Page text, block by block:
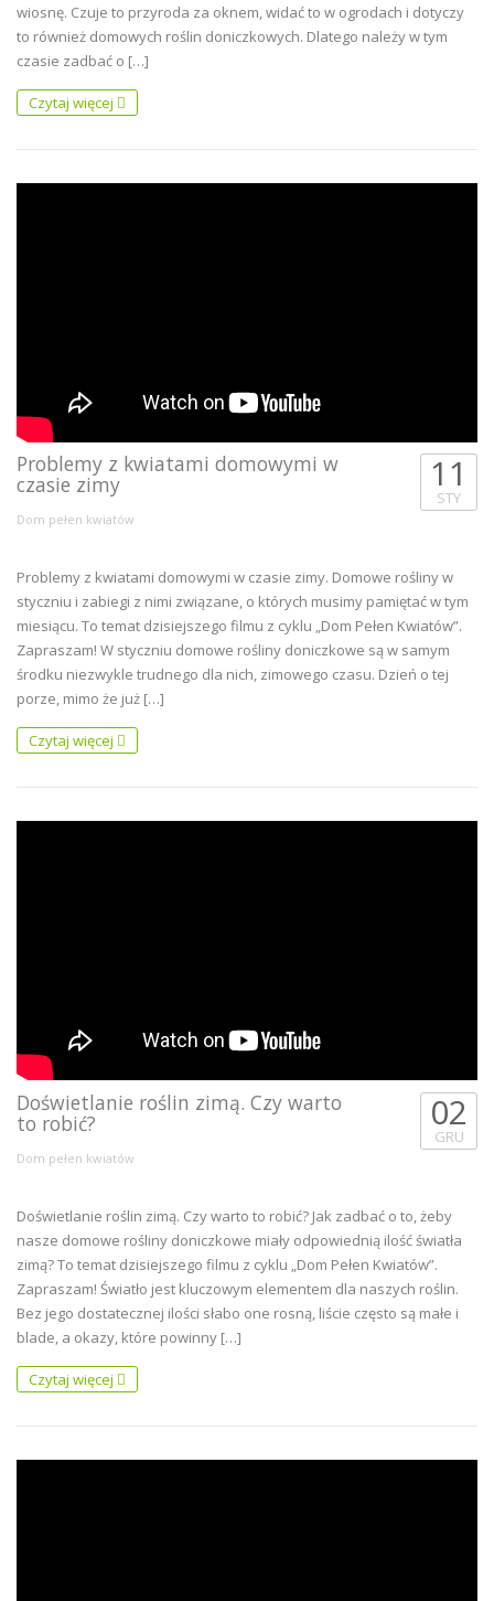
wiosnę. Czuje to przyroda za oknem, widać to w ogrodach i dotyczy
to również domowych roślin doniczkowych. Dlatego należy w tym
czasie zadbać o […]
Czytaj więcej
Problemy z kwiatami domowymi w
czasie zimy
Dom pełen kwiatów
11
STY
Problemy z kwiatami domowymi w czasie zimy. Domowe rośliny w
styczniu i zabiegi z nimi związane, o których musimy pamiętać w tym
miesiącu. To temat dzisiejszego filmu z cyklu „Dom Pełen Kwiatów”.
Zapraszam! W styczniu domowe rośliny doniczkowe są w samym
środku niezwykle trudnego dla nich, zimowego czasu. Dzień o tej
porze, mimo że już […]
Czytaj więcej
Doświetlanie roślin zimą. Czy warto
to robić?
Dom pełen kwiatów
02
GRU
Doświetlanie roślin zimą. Czy warto to robić? Jak zadbać o to, żeby
nasze domowe rośliny doniczkowe miały odpowiednią ilość światła
zimą? To temat dzisiejszego filmu z cyklu „Dom Pełen Kwiatów”.
Zapraszam! Światło jest kluczowym elementem dla naszych roślin.
Bez jego dostatecznej ilości słabo one rosną, liście często są małe i
blade, a okazy, które powinny […]
Czytaj więcej